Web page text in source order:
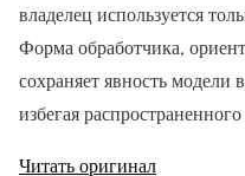
владелец используется
Форма обработчика,
сохраняет явность модели
избегая
Читать оригинал